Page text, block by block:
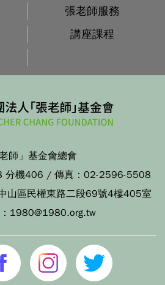
張老師服務
講座課程
老師」基金會總會
分機406 / 傳真： 02-2596-5508
山區民權東路二段69號4樓405室
1980@1980.org.tw